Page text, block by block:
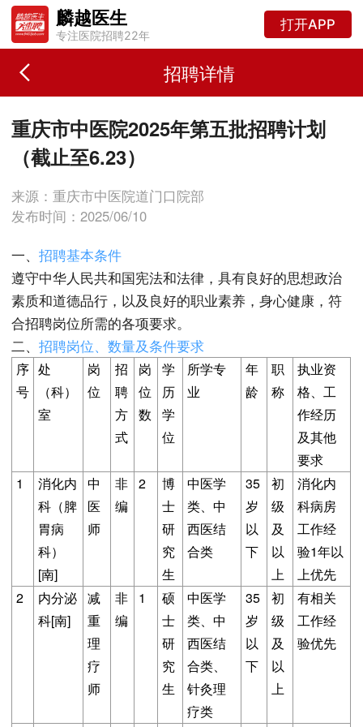
麟越医生
专注医院招聘22年
打开APP
招聘详情
重庆市中医院2025年第五批招聘计划
（截止至6.23）
来源：重庆市中医院道门口院部
发布时间：2025/06/10
一、招聘基本条件
遵守中华人民共和国宪法和法律，具有良好的思想政治
素质和道德品行，以及良好的职业素养，身心健康，符
合招聘岗位所需的各项要求。
二、招聘岗位、数量及条件要求
序
号
处
（科）
室
岗
位
招
聘
方
式
岗
位
数
学
历
学
位
所学专
业
年
龄
职
称
执业资
格、工
作经历
及其他
要求
1
消化内
科（脾
胃病
科）
[南]
中
医
师
非
编
2
博
士
研
究
生
中医学
类、中
西医结
合类
35
岁
以
下
初
级
及
以
上
消化内
科病房
工作经
验1年以
上优先
2
内分泌
科[南]
减
重
理
疗
师
非
编
1
硕
士
研
究
生
中医学
类、中
西医结
合类、
针灸理
疗类
35
岁
以
下
初
级
及
以
上
有相关
工作经
验优先